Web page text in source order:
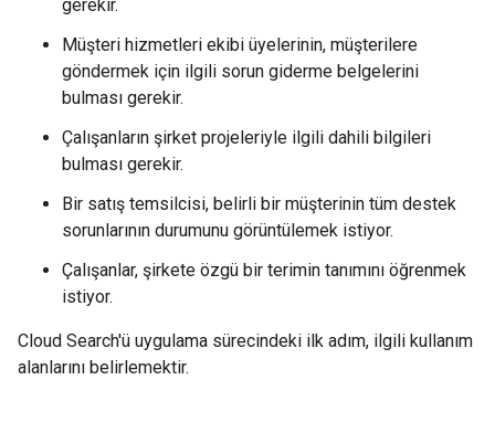
gerekir.
Müşteri hizmetleri ekibi üyelerinin, müşterilere
göndermek için ilgili sorun giderme belgelerini
bulması gerekir.
Çalışanların şirket projeleriyle ilgili dahili bilgileri
bulması gerekir.
Bir satış temsilcisi, belirli bir müşterinin tüm destek
sorunlarının durumunu görüntülemek istiyor.
Çalışanlar, şirkete özgü bir terimin tanımını öğrenmek
istiyor.
Cloud Search'ü uygulama sürecindeki ilk adım, ilgili kullanım
alanlarını belirlemektir.